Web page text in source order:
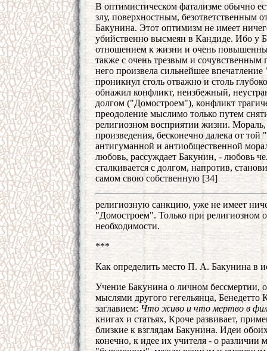
В оптимистическом фатализме обычно
злу, поверхностным,
Бакунина. Этот оптимизм не имеет
убийственно высмеян в Кандиде. Ибо у
отношением к жизни и очень
также с очень трезвым и сочувственным
него произвела сильнейшее
проникнул столь отважно и столь
обнажил конфликт, неизбежный,
долгом ("Домостроем"), конфликт
преодоление мыслимо только путем
религиозном восприятии жизни.
произведения, бесконечно далека от
антигуманной и антиобщественной
любовь, рассуждает Бакунин, - любовь
сталкивается с долгом, напротив,
самом свою собственную [34]
религиозную санкцию, уже не имеет
"Домостроем". Только при религиозном
необходимости.
***
Как определить место П. А. Бакунина в
Учение Бакунина о личном бессмертии,
мыслями другого гегельянца,
заглавием:Что живо и что мертво в
книгах и статьях, Кроче развивает,
близкие к взглядам Бакунина. Идеи
конечно, к идее их учителя - о